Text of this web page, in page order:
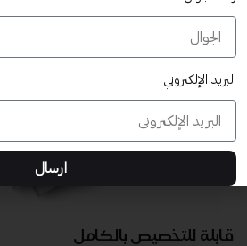
قابلة للتخصيص بالكامل
البريد الإلكتروني
ارسال